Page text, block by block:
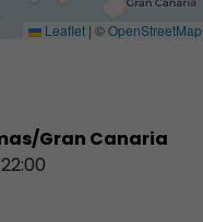
Leaflet | ©OpenStreetMap
Gran Canaria